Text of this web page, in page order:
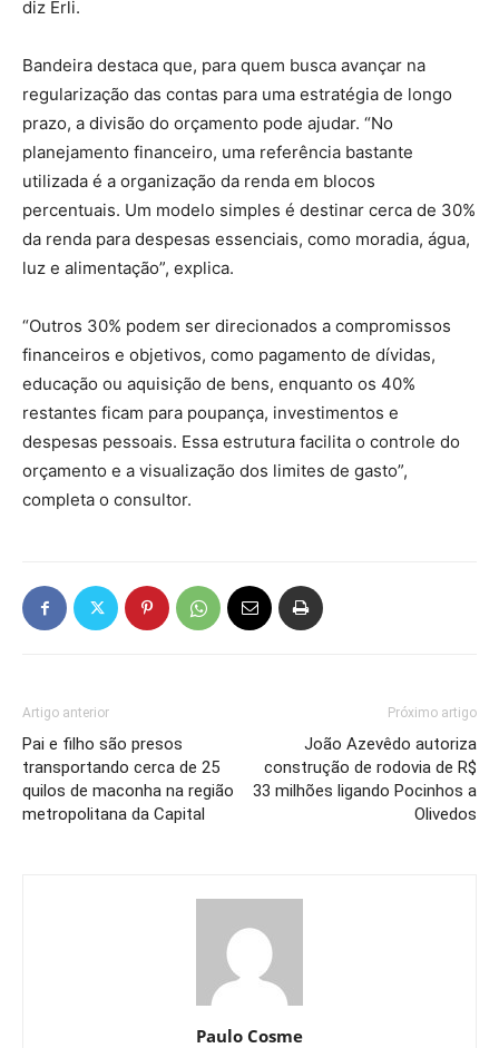
diz Erli.
Bandeira destaca que, para quem busca avançar na
regularização das contas para uma estratégia de longo
prazo, a divisão do orçamento pode ajudar. “No
planejamento financeiro, uma referência bastante
utilizada é a organização da renda em blocos
percentuais. Um modelo simples é destinar cerca de 30%
da renda para despesas essenciais, como moradia, água,
luz e alimentação”, explica.
“Outros 30% podem ser direcionados a compromissos
financeiros e objetivos, como pagamento de dívidas,
educação ou aquisição de bens, enquanto os 40%
restantes ficam para poupança, investimentos e
despesas pessoais. Essa estrutura facilita o controle do
orçamento e a visualização dos limites de gasto”,
completa o consultor.
Artigo anterior
Pai e filho são presos
transportando cerca de 25
quilos de maconha na região
metropolitana da Capital
Próximo artigo
João Azevêdo autoriza
construção de rodovia de R$
33 milhões ligando Pocinhos a
Olivedos
Paulo Cosme